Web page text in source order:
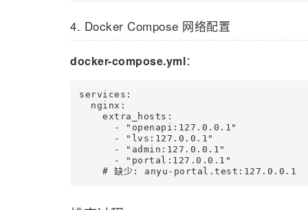
4. Docker Compose 网络配置
docker-compose.yml：
services:
  nginx:
    extra_hosts:
      - "openapi:127.0.0.1"
      - "lvs:127.0.0.1"
      - "admin:127.0.0.1"
      - "portal:127.0.0.1"
    # 缺少: anyu-portal.test:127.0.0.1